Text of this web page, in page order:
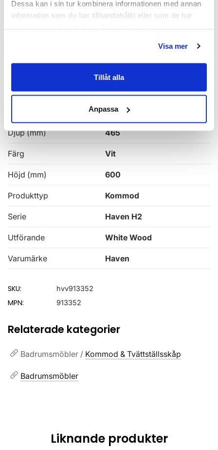
Dessa kan i sin tur kombinera informationen med annan
information som du har tillhandahållit eller som de har
Visa mer
Tillåt alla
Anpassa
Haven H2 Serie
Egenskaper
1000
Djup (mm) 465
Färg Vit
Höjd (mm) 600
Produkttyp Kommod
Serie Haven H2
Utförande White Wood
Varumärke Haven
SKU: hvv913352
MPN: 913352
Relaterade kategorier
Badrumsmöbler / Kommod & Tvättställsskåp
Badrumsmöbler
Liknande produkter